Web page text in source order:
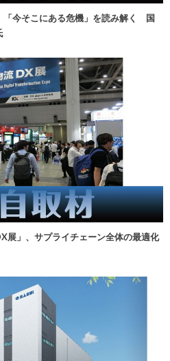
「今そこにある危機」を読み解く 国
展」、サプライチェーン全体の最適化